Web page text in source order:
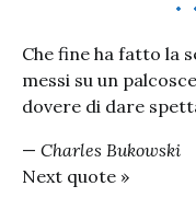
Che fine ha fatto la
messi su un
dovere di dare
— Charles Bukowski
Next quote »